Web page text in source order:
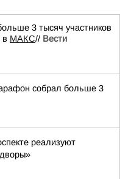
3 тысяч участников
в МАКС// Вести
собрал больше 3
реализуют